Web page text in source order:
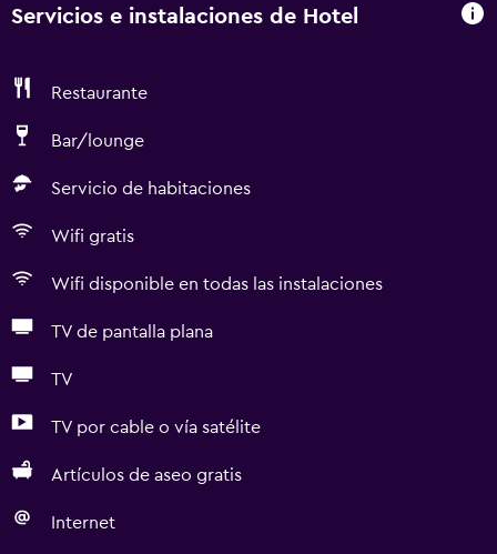
Servicios e instalaciones de Hotel
Restaurante
Bar/lounge
Servicio de habitaciones
Wifi gratis
Wifi disponible en todas las instalaciones
TV de pantalla plana
TV
TV por cable o vía satélite
Artículos de aseo gratis
Internet